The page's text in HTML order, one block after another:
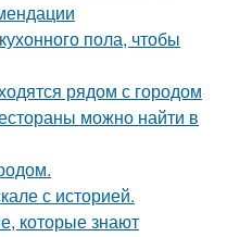
пола, чтобы
рядом с городом
можно найти в
с историей.
которые знают